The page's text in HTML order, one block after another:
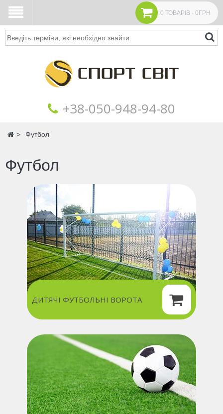
0 ТОВАРІВ - 0ГРН
Пошук
+38‎‎-050-948-94-80
Головна
Футбол
Футбол
ДИТЯЧІ ФУТБОЛЬНІ ВОРОТА